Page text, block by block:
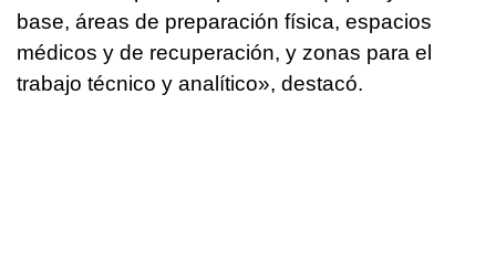
base, áreas de preparación física, espacios
médicos y de recuperación, y zonas para el
trabajo técnico y analítico», destacó.